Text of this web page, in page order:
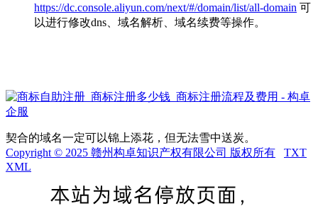
https://dc.console.aliyun.com/next/#/domain/list/all-domain 可
以进行修改dns、域名解析、域名续费等操作。
契合的域名一定可以锦上添花，但无法雪中送炭。
Copyright © 2025 赣州构卓知识产权有限公司 版权所有
TXT
XML